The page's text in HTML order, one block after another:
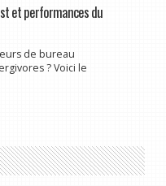
et performances du
de bureau
? Voici le